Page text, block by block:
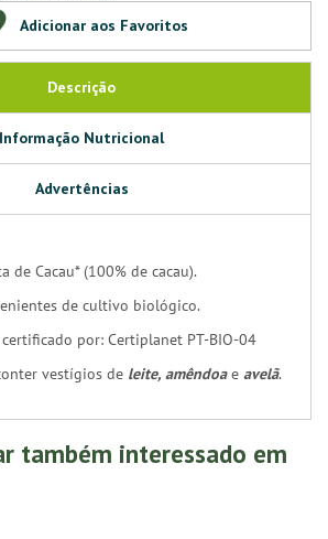
Adicionar aos Favoritos
Descrição
Informação Nutricional
Advertências
de Cacau* (100% de cacau).
de cultivo biológico.
por: Certiplanet PT-BIO-04
vestígios de leite, amêndoae avelã.
também interessado em